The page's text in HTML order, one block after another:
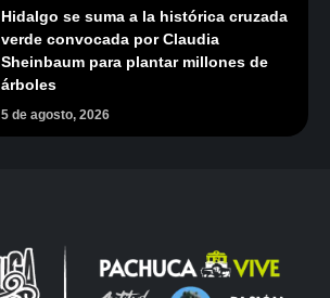
Hidalgo se suma a la histórica cruzada
verde convocada por Claudia
Sheinbaum para plantar millones de
árboles
5 de agosto, 2026